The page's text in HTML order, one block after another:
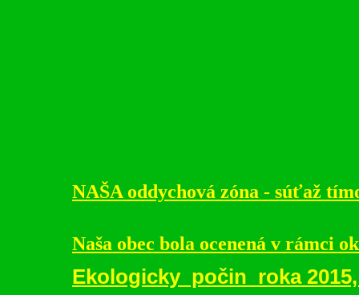
NAŠA oddychová zóna - súťaž
Naša obec bola ocenená v rámci
Ekologicky počin roka